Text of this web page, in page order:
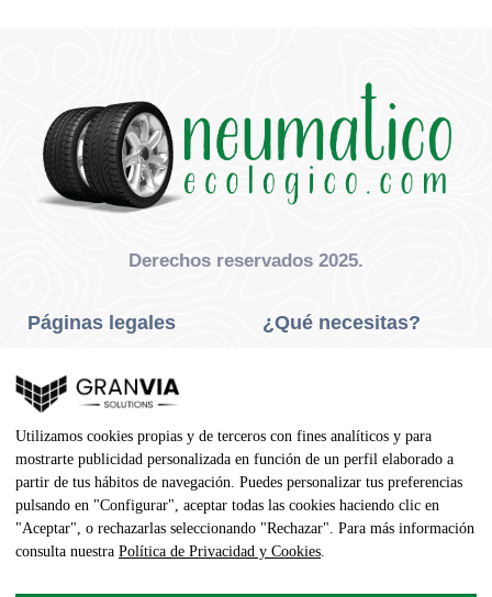
Derechos reservados 2025.
Páginas legales
Privacidad Y Cookies
Aviso Legal
Condiciones De Compra
Contacto
¿Qué necesitas?
Neumáticos Agrícola
Dirección
Utilizamos cookies propias y de terceros con fines analíticos y para
mostrarte publicidad personalizada en función de un perfil elaborado a
partir de tus hábitos de navegación. Puedes personalizar tus preferencias
pulsando en "Configurar", aceptar todas las cookies haciendo clic en
"Aceptar", o rechazarlas seleccionando "Rechazar". Para más información
consulta nuestra Política de Privacidad y Cookies.